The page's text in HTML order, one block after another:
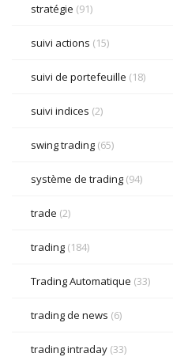
stratégie (91)
suivi actions (15)
suivi de portefeuille (18)
suivi indices (2)
swing trading (65)
système de trading (94)
trade (2)
trading (184)
Trading Automatique (33)
trading de news (6)
trading intraday (33)